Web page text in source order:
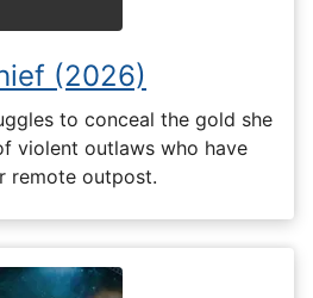
(2026)
to conceal the gold she
violent outlaws who have
remote outpost.